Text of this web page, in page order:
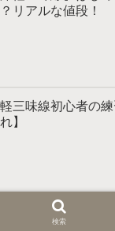
リアルな値段！
三味線初心者の
】
三味線のツボと駒
検索